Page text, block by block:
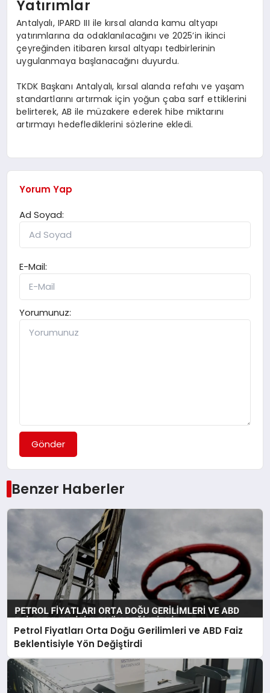
Yatırımlar
Antalyalı, IPARD III ile kırsal alanda kamu altyapı
yatırımlarına da odaklanılacağını ve 2025’in ikinci
çeyreğinden itibaren kırsal altyapı tedbirlerinin
uygulanmaya başlanacağını duyurdu.
TKDK Başkanı Antalyalı, kırsal alanda refahı ve yaşam
standartlarını artırmak için yoğun çaba sarf ettiklerini
belirterek, AB ile müzakere ederek hibe miktarını
artırmayı hedeflediklerini sözlerine ekledi.
Yorum Yap
Ad Soyad:
E-Mail:
Yorumunuz:
Gönder
Benzer Haberler
Petrol Fiyatları Orta Doğu Gerilimleri ve ABD Faiz
Beklentisiyle Yön Değiştirdi